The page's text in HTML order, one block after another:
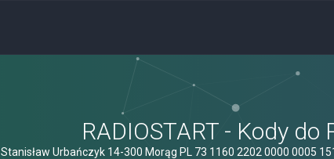
RADIOSTART - Kody do
Stanisław Urbańczyk 14-300 Morąg PL 73 1160 2202 0000 0005